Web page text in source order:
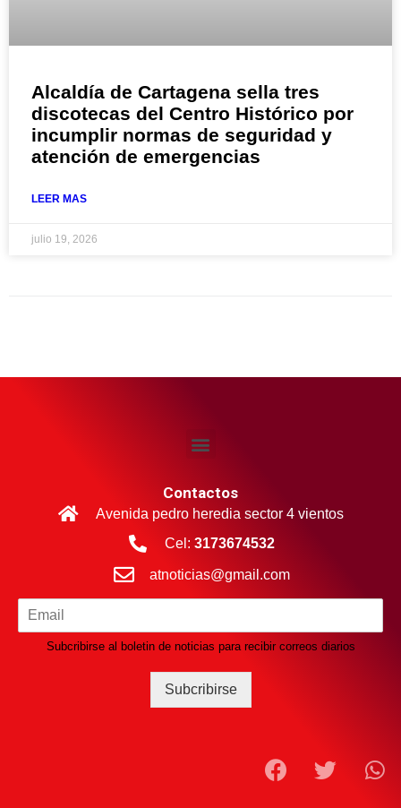
Alcaldía de Cartagena sella tres
discotecas del Centro Histórico por
incumplir normas de seguridad y
atención de emergencias
LEER MAS
julio 19, 2026
Contactos
Avenida pedro heredia sector 4 vientos
Cel: 3173674532
atnoticias@gmail.com
Subcribirse al boletin de noticias para recibir correos diarios
Subcribirse